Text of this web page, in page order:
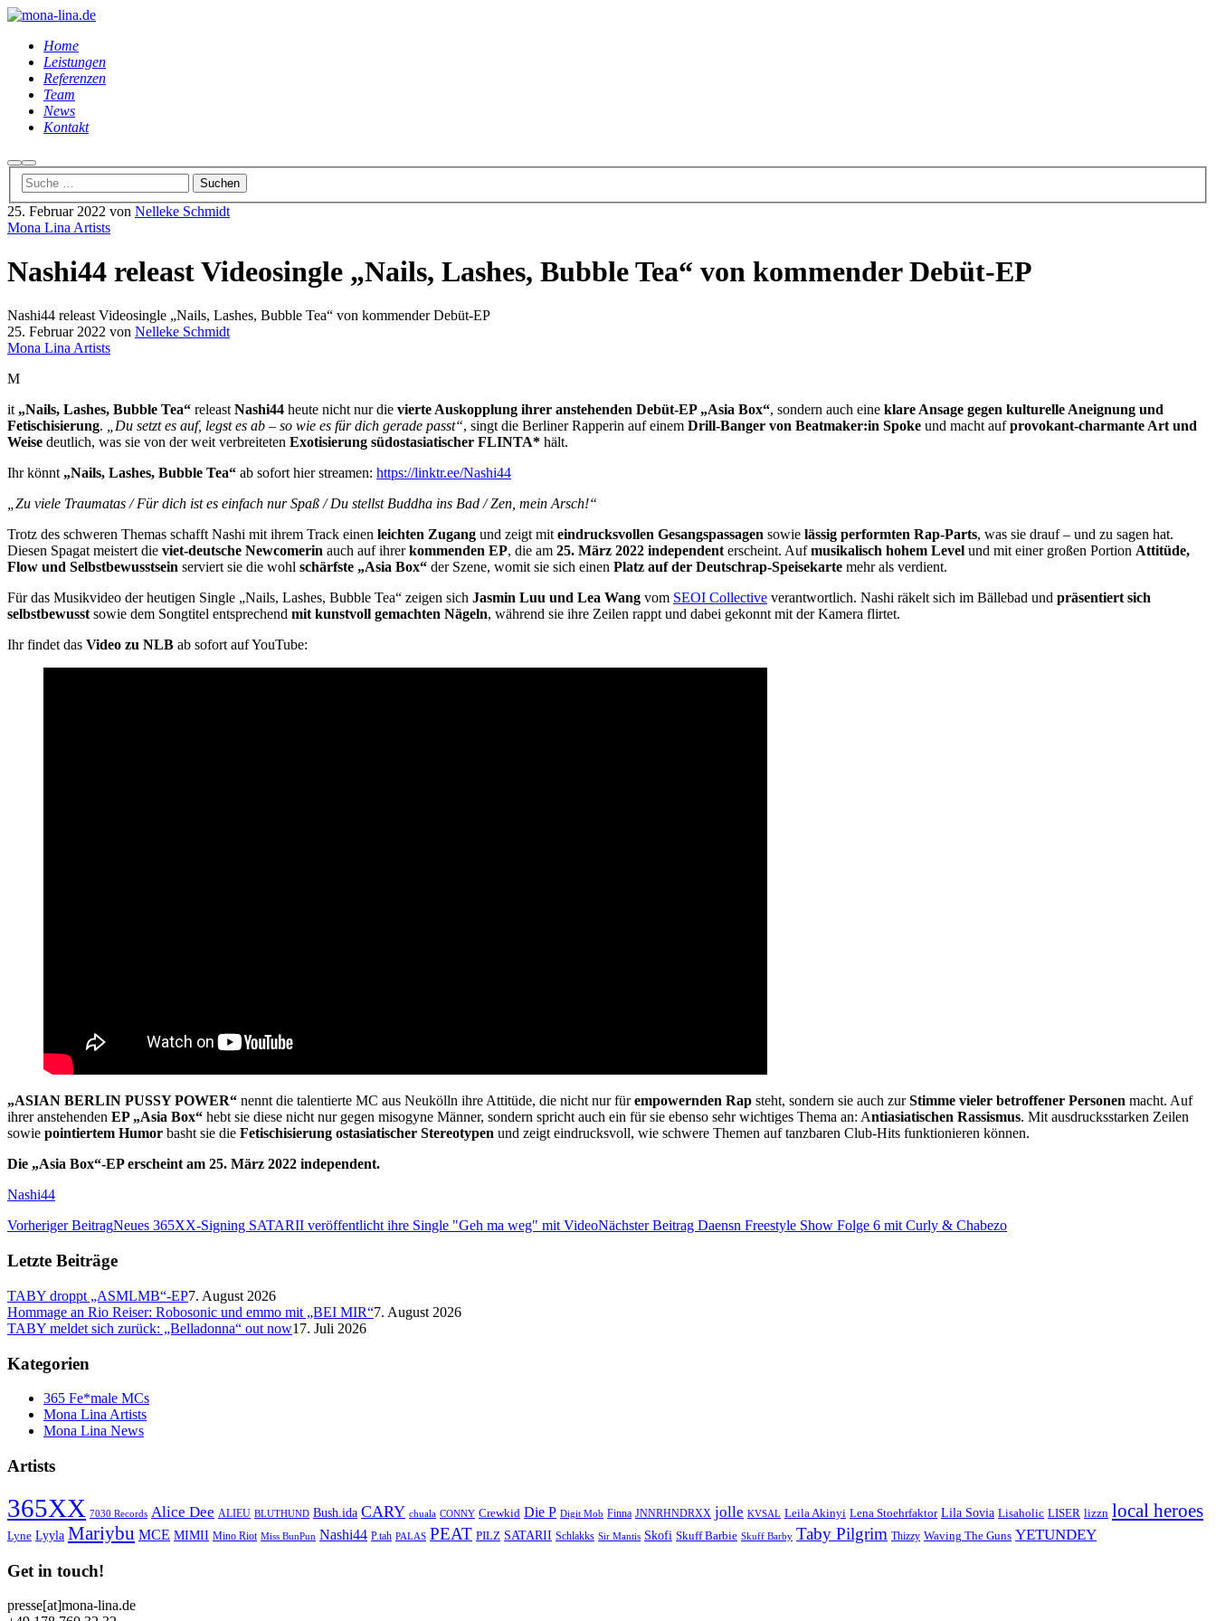
Home
Leistungen
Referenzen
Team
News
Kontakt
Suchen
Hauptmenü
25. Februar 2022 von Nelleke Schmidt
Mona Lina Artists
Nashi44 releast Videosingle „Nails, Lashes, Bubble Tea“ von kommender Debüt-EP
Nashi44 releast Videosingle „Nails, Lashes, Bubble Tea“ von kommender Debüt-EP
25. Februar 2022 von Nelleke Schmidt
Mona Lina Artists
M
it „Nails, Lashes, Bubble Tea“ releastNashi44 heute nicht nur die vierte Auskopplung ihrer anstehenden Debüt-EP „Asia Box“, sondern auch eine klare Ansage gegen kulturelle Aneignung und
Fetischisierung. „Du setzt es auf, legst es ab – so wie es für dich gerade passt“, singt die Berliner Rapperin auf einem Drill-Banger von Beatmaker:in Spoke und macht aufprovokant-charmante Art und
Weise deutlich, was sie von der weit verbreiteten Exotisierung südostasiatischer FLINTA* hält.
Ihr könnt „Nails, Lashes, Bubble Tea“ ab sofort hier streamen: https://linktr.ee/Nashi44
„Zu viele Traumatas / Für dich ist es einfach nur Spaß / Du stellst Buddha ins Bad / Zen, mein Arsch!“
Trotz des schweren Themas schafft Nashi mit ihrem Track einen leichten Zugang und zeigt miteindrucksvollen Gesangspassagen sowie lässig performten Rap-Parts, was sie drauf – und zu sagen hat.
Diesen Spagat meistert die viet-deutsche Newcomerin auch auf ihrerkommenden EP, die am 25. März 2022 independenterscheint. Aufmusikalisch hohem Level und mit einer großen Portion Attitüde,
Flow und Selbstbewusstsein serviert sie die wohl schärfste „Asia Box“ der Szene, womit sie sich einen Platz auf der Deutschrap-Speisekarte mehr als verdient.
Für das Musikvideo der heutigen Single „Nails, Lashes, Bubble Tea“ zeigen sich Jasmin Luu und Lea Wang vom SEOI Collective verantwortlich. Nashi räkelt sich im Bällebad und präsentiert sich
selbstbewusstsowie dem Songtitel entsprechend mit kunstvoll gemachten Nägeln, während sie ihre Zeilen rappt und dabei gekonnt mit der Kamera flirtet.
Ihr findet das Video zu NLB ab sofort auf YouTube:
„ASIAN BERLIN PUSSY POWER“ nennt die talentierte MC aus Neukölln ihre Attitüde, die nicht nur fürempowernden Rap steht, sondern sie auch zurStimme vieler betroffener Personen macht. Auf
ihrer anstehenden EP „Asia Box“ hebt sie diese nicht nur gegen misogyne Männer, sondern spricht auch ein für sie ebenso sehr wichtiges Thema an: Antiasiatischen Rassismus. Mit ausdrucksstarken Zeilen
sowie pointiertem Humor basht sie die Fetischisierung ostasiatischer Stereotypen und zeigt eindrucksvoll, wie schwere Themen auf tanzbaren Club-Hits funktionieren können.
Die „Asia Box“-EP erscheint am 25. März 2022 independent.
Nashi44
Vorheriger BeitragNeues 365XX-Signing SATARII veröffentlicht ihre Single "Geh ma weg" mit VideoNächster Beitrag Daensn Freestyle Show Folge 6 mit Curly & Chabezo
Letzte Beiträge
TABY droppt „ASMLMB“-EP7. August 2026
Hommage an Rio Reiser: Robosonic und emmo mit „BEI MIR“7. August 2026
TABY meldet sich zurück: „Belladonna“ out now17. Juli 2026
Kategorien
365 Fe*male MCs
Mona Lina Artists
Mona Lina News
Artists
365XX 7030 Records Alice Dee ALIEU BLUTHUND Bush.ida CARY chuala CONNY Crewkid Die P Digit Mob Finna JNNRHNDRXX jolle KVSAL Leila Akinyi Lena Stoehrfaktor Lila Sovia Lisaholic LISER lizzn local heroes
Lyne Lyyla Mariybu MCE MIMII Mino Riot Miss BunPun Nashi44 P.tah PALAS PEAT PILZ SATARII Schlakks Sir Mantis Skofi Skuff Barbie Skuff Barby Taby Pilgrim Thizzy Waving The Guns YETUNDEY
Get in touch!
presse[at]mona-lina.de